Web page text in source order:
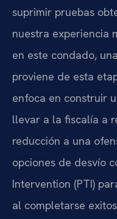
suprimir pruebas
nuestra experiencia
en este condado,
proviene de esta
enfoca en construir
llevar a la fiscalía a
reducción a una
opciones de desvío
Intervention (PTI)
al completarse